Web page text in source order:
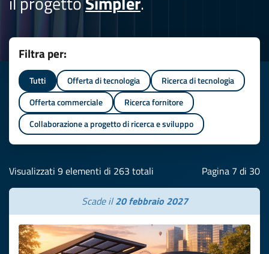
Filtra per:
Tutti Offerta di tecnologia
Ricerca di tecnologia
Offerta commerciale
Ricerca fornitore
Collaborazione a progetto di ricerca e sviluppo
Visualizzati 9 elementi di 263 totali Pagina 7 di 30
Scade il20 febbraio 2027